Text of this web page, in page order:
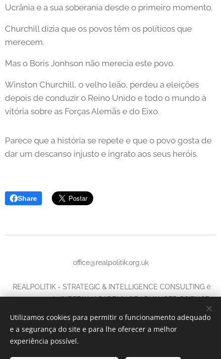
Ucrânia e a sua soberania desde o primeiro momento.
Churchill dizia que os povos têm os políticos que
merecem.
Mas o Boris Jonhson não merecia este povo.
Winston Churchill, o velho leão, perdeu a eleições
depois de conduzir o Reino Unido e todo o mundo à
vitória sobre as Forças Alemãs e do Eixo.
Parece que a história se repete e que o povo gosta de
dar um descanso injusto e ingrato aos seus heróis.
Share
office@realpolitik.org.uk
REALPOLITIK - STRATEGIC & INTELLIGENCE CONSULTING é
uma marca da IMPERIAL ACADEMY OF ADVANCED SCIENCE
Company number
71-75 Shelton Street, Covent Garden, London, United Kingdom,
Utilizamos cookies para permitir o funcionamento adequado
e a segurança do site e para lhe oferecer a melhor
experiência possível.